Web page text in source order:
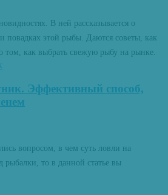
В ней рассказывается о
этой рыбы. Даются советы, как
том, как выбрать свежую рыбу на рынке.
Эффективный способ,
вопросом, в чем суть ловли на
рыбалки, то в данной статье вы